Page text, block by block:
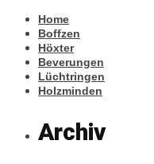
Home
Boffzen
Höxter
Beverungen
Lüchtringen
Holzminden
Archiv